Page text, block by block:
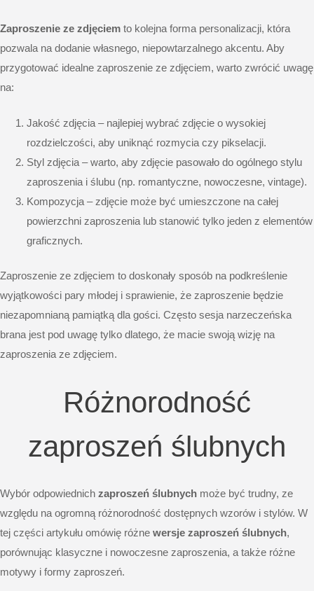
Zaproszenie ze zdjęciem to kolejna forma personalizacji, która
pozwala na dodanie własnego, niepowtarzalnego akcentu. Aby
przygotować idealne zaproszenie ze zdjęciem, warto zwrócić uwagę
na:
Jakość zdjęcia – najlepiej wybrać zdjęcie o wysokiej
rozdzielczości, aby uniknąć rozmycia czy pikselacji.
Styl zdjęcia – warto, aby zdjęcie pasowało do ogólnego stylu
zaproszenia i ślubu (np. romantyczne, nowoczesne, vintage).
Kompozycja – zdjęcie może być umieszczone na całej
powierzchni zaproszenia lub stanowić tylko jeden z elementów
graficznych.
Zaproszenie ze zdjęciem to doskonały sposób na podkreślenie
wyjątkowości pary młodej i sprawienie, że zaproszenie będzie
niezapomnianą pamiątką dla gości. Często sesja narzeczeńska
brana jest pod uwagę tylko dlatego, że macie swoją wizję na
zaproszenia ze zdjęciem.
Różnorodność
zaproszeń ślubnych
Wybór odpowiednich zaproszeń ślubnych może być trudny, ze
względu na ogromną różnorodność dostępnych wzorów i stylów. W
tej części artykułu omówię różne wersje zaproszeń ślubnych,
porównując klasyczne i nowoczesne zaproszenia, a także różne
motywy i formy zaproszeń.